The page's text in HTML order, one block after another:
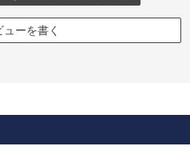
ューを書く